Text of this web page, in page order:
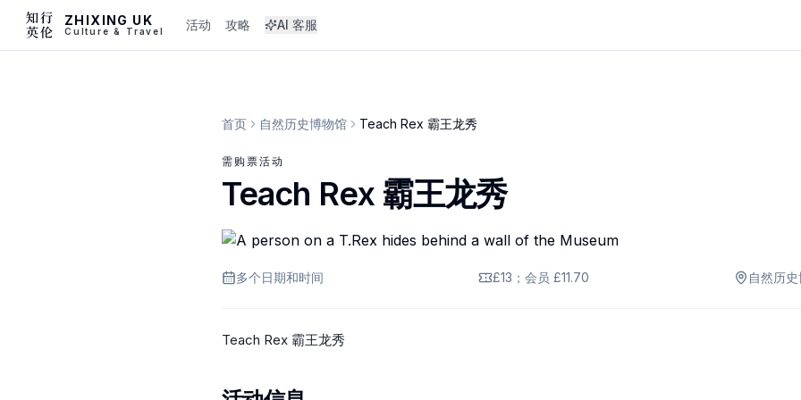
ZHIXING UK
Culture & Travel 活动 攻略 AI 客服
首页 自然历史博物馆 Teach Rex 霸王龙秀
需购票活动
Teach Rex 霸王龙秀
多个日期和时间 £13；会员 £11.70 自然历
Teach Rex 霸王龙秀